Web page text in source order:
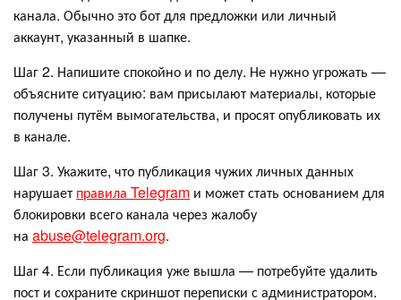
канала. Обычно это бот для предложки или личный
аккаунт, указанный в шапке.
Шаг 2. Напишите спокойно и по делу. Не нужно угрожать —
объясните ситуацию: вам присылают материалы, которые
получены путём вымогательства, и просят опубликовать их
в канале.
Шаг 3. Укажите, что публикация чужих личных данных
нарушает правила Telegram и может стать основанием для
блокировки всего канала через жалобу
на abuse@telegram.org.
Шаг 4. Если публикация уже вышла — потребуйте удалить
пост и сохраните скриншот переписки с администратором.